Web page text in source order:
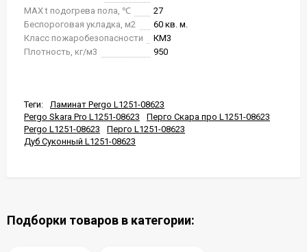
MAX t подогрева пола, ℃
27
Беспороговая укладка, м2
60 кв. м.
Класс пожаробезопасности
КМ3
Плотность, кг/м3
950
Теги:
Ламинат Pergo L1251-08623
Pergo Skara Pro L1251-08623
Перго Скара про L1251-08623
Pergo L1251-08623
Перго L1251-08623
Дуб Суконный L1251-08623
Подборки товаров в категории: